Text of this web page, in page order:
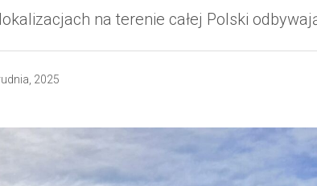
na terenie całej Polski
2025